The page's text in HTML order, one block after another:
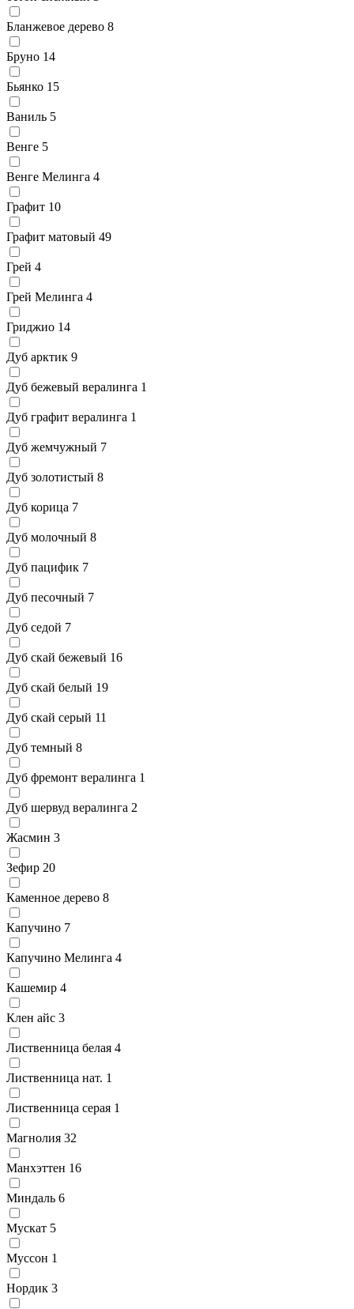
Бланжевое дерево 8
Бруно 14
Бьянко 15
Ваниль 5
Венге 5
Венге Мелинга 4
Графит 10
Графит матовый 49
Грей 4
Грей Мелинга 4
Гриджио 14
Дуб арктик 9
Дуб бежевый вералинга 1
Дуб графит вералинга 1
Дуб жемчужный 7
Дуб золотистый 8
Дуб корица 7
Дуб молочный 8
Дуб пацифик 7
Дуб песочный 7
Дуб седой 7
Дуб скай бежевый 16
Дуб скай белый 19
Дуб скай серый 11
Дуб темный 8
Дуб фремонт вералинга 1
Дуб шервуд вералинга 2
Жасмин 3
Зефир 20
Каменное дерево 8
Капучино 7
Капучино Мелинга 4
Кашемир 4
Клен айс 3
Лиственница белая 4
Лиственница нат. 1
Лиственница серая 1
Магнолия 32
Манхэттен 16
Миндаль 6
Мускат 5
Муссон 1
Нордик 3